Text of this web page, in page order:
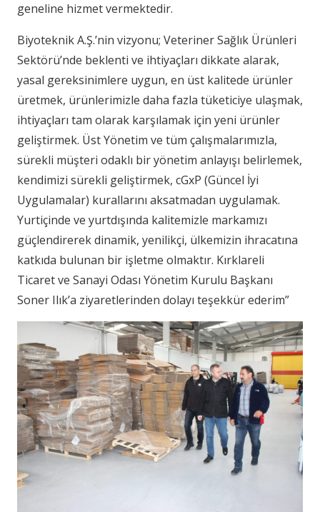
geneline hizmet vermektedir.
Biyoteknik A.Ş.’nin vizyonu; Veteriner Sağlık Ürünleri
Sektörü’nde beklenti ve ihtiyaçları dikkate alarak,
yasal gereksinimlere uygun, en üst kalitede ürünler
üretmek, ürünlerimizle daha fazla tüketiciye ulaşmak,
ihtiyaçları tam olarak karşılamak için yeni ürünler
geliştirmek. Üst Yönetim ve tüm çalışmalarımızla,
sürekli müşteri odaklı bir yönetim anlayışı belirlemek,
kendimizi sürekli geliştirmek, cGxP (Güncel İyi
Uygulamalar) kurallarını aksatmadan uygulamak.
Yurtiçinde ve yurtdışında kalitemizle markamızı
güçlendirerek dinamik, yenilikçi, ülkemizin ihracatına
katkıda bulunan bir işletme olmaktır. Kırklareli
Ticaret ve Sanayi Odası Yönetim Kurulu Başkanı
Soner Ilık’a ziyaretlerinden dolayı teşekkür ederim”